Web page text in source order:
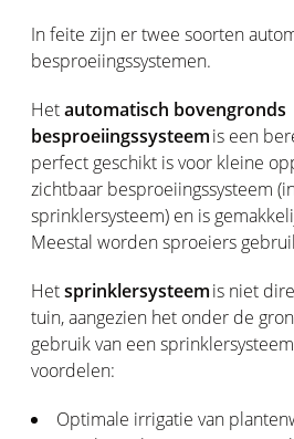
In feite zijn er twee soorten
besproeiingssystemen.
Hetautomatisch bovengronds
besproeiingssysteemis een
perfect geschikt is voor kleine
zichtbaar besproeiingssysteem
sprinklersysteem) en is
Meestal worden sproeiers
Hetsprinklersysteemis niet
tuin, aangezien het onder de
gebruik van een
voordelen:
Optimale irrigatie van